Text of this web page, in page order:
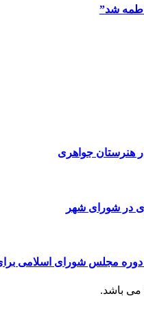
شد”
هنرستان جواهری
در شورای شهر
دوره مجلس شورای اسلامی
باشد.